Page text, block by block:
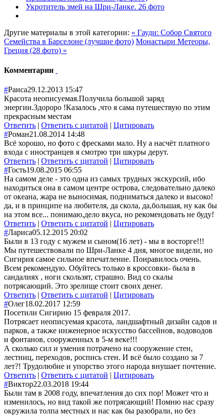
Укротитель змей на Шри-Ланке. 26 фото
Другие материалы в этой категории: « Гауди: Собор Святого
Семейства в Барселоне (лучшие фото) Монастыри Метеоры,
Греция (28 фото) »
Комментарии
#Раиса29.12.2013 15:47
Красота неописуемая.Получила большой заряд
энергии.Здороро !Казалось ,что я сама путешествую по этим
прекрасным местам
Ответить | Ответить с цитатой | Цитировать
#Роман21.08.2014 14:48
Всё хорошо, но фото с фресками мало. Ну а насчёт платного
входа с иностранцев я смотрю три шкуры дерут.
Ответить | Ответить с цитатой | Цитировать
#Гость19.08.2015 06:55
На самом деле - это одна из самых трудных экскурсий, ибо
находиться она в самом центре острова, следовательно далеко
от океана, жара не выносимая, подниматься далеко и высоко!
да, и в принципе на любителя, да скола, да,большая, ну как бы
на этом все... понимаю,дело вкуса, но рекомендовать не буду!
Ответить | Ответить с цитатой | Цитировать
#Лариса05.12.2015 20:02
Были в 13 году с мужем и сыном(16 лет) - мы в восторге!!!
Мы путешествовали по Шри-Ланке 4 дня, многое видели, но
Сигирия самое сильное впечатление. Понравилось очень.
Всем рекомендую. Обуйтесь только в кроссовки- была в
сандалиях , ноги скользят, страшно. Вид со скалы
потрясающий. Это зрелище стоит своих денег.
Ответить | Ответить с цитатой | Цитировать
#Олег18.02.2017 12:59
Посетили Сигирию 15 февраля 2017.
Потрясает неописуемая красота, ландшафтный дизайн садов и
парков, а также инженерное искусство бассейнов, водоводов
и фонтанов, сооруженных в 5-м веке!!!
А сколько сил и умения потрачено на сооружение стен,
лестниц, переходов, роспись стен. И всё было создано за 7
лет?! Трудолюбие и упорство этого народа внушает почтение.
Ответить | Ответить с цитатой | Цитировать
#Виктор22.03.2018 19:44
Были там в 2008 году, впечатления до сих пор! Может что и
изменилось, но вид такой же потрясающий! Помню нас сразу
окружила толпа местных и нас как бы разобрали, но без